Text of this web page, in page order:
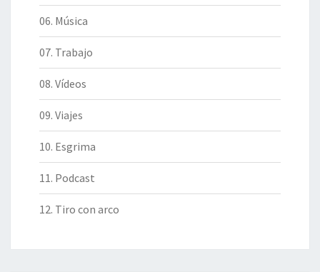
06. Música
07. Trabajo
08. Vídeos
09. Viajes
10. Esgrima
11. Podcast
12. Tiro con arco